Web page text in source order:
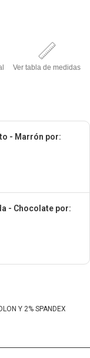
Ver tabla de medidas
- Marrón por:
- Chocolate por:
Y 2% SPANDEX